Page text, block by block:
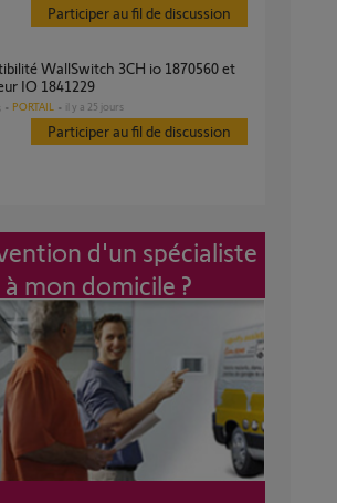
Participer au fil de discussion
IO 1841229
PORTAIL il y a 25 jours
Participer au fil de discussion
d'un spécialiste
à mon domicile ?